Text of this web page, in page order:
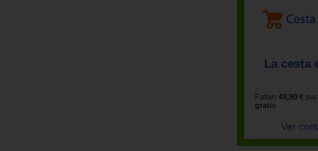
La cesta
Faltan 49,90 €
gratis
Ver